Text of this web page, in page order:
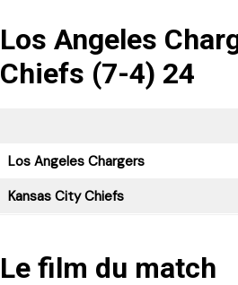
Los Angeles
Chiefs (7-4) 24
Los Angeles Chargers
Kansas City Chiefs
Le film du match